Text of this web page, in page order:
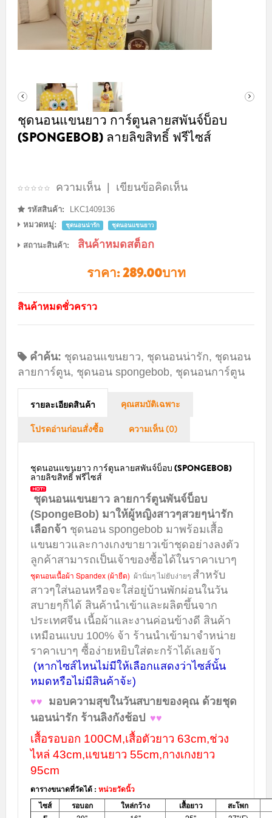
ชุดนอนแขนยาว การ์ตูนลายสพันจ์บ็อบ
(SPONGEBOB) ลายลิขสิทธิ์ ฟรีไซส์
ความเห็น | เขียนข้อคิดเห็น
รหัสสินค้า:
LKC1409136
หมวดหมู่:
ชุดนอนน่ารัก ชุดนอนแขนยาว
สถานะสินค้า: สินค้าหมดสต็อก
ราคา:289.00บาท
สินค้าหมดชั่วคราว
คำค้น: ชุดนอนแขนยาว, ชุดนอนน่ารัก, ชุดนอน
ลายการ์ตูน, ชุดนอน spongebob, ชุดนอนการ์ตูน
รายละเอียดสินค้า คุณสมบัติเฉพาะ
โปรดอ่านก่อนสั่งซื้อ ความเห็น (0)
ชุดนอนแขนยาว การ์ตูนลายสพันจ์บ็อบ (SPONGEBOB)
ลายลิขสิทธิ์ ฟรีไซส์
ชุดนอนแขนยาว ลายการ์ตูนพันจ์บ็อบ
(SpongeBob) มาให้ผู้หญิงสาวๆสวยๆน่ารัก
เลือกจ้า ชุดนอน spongebob มาพร้อมเสื้อ
แขนยาวและกางเกงขายาวเข้าชุดอย่างลงตัว
ลูกค้าสามารถเป็นเจ้าของซื้อได้ในราคาเบาๆ
ชุดนอนเนื้อผ้า Spandex (ผ้ายืด) ผ้านิ่มๆ ไม่ยับง่ายๆ สำหรับ
สาวๆใส่นอนหรือจะใส่อยู่บ้านพักผ่อนในวัน
สบายๆก็ได้ สินค้านำเข้าและผลิตขึ้นจาก
ประเทศจีน เนื้อผ้าและงานค่อนข้างดี สินค้า
เหมือนแบบ 100% จ้า ร้านนำเข้ามาจำหน่าย
ราคาเบาๆ ซื้อง่ายหยิบใส่ตะกร้าได้เลยจ้า
(หากไซส์ไหนไม่มีให้เลือกแสดงว่าไซส์นั้น
หมดหรือไม่มีสินค้าจ้ะ)
♥♥ มอบความสุขในวันสบายของคุณ ด้วยชุด
นอนน่ารัก ร้านลิงกังช้อป ♥♥
เสื้อรอบอก 100CM,เสื้อตัวยาว 63cm,ช่วง
ไหล่ 43cm,แขนยาว 55cm,กางเกงยาว
95cm
ตารางขนาดที่วัดได้ : หน่วยวัดนิ้ว
ไซส์
รอบอก ใหล่กว้าง เสื้อยาว
สะโพก